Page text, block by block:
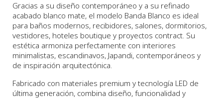
Gracias a su diseño contemporáneo y a su refinado
acabado blanco mate, el modelo Banda Blanco es ideal
para baños modernos, recibidores, salones, dormitorios,
vestidores, hoteles boutique y proyectos contract. Su
estética armoniza perfectamente con interiores
minimalistas, escandinavos, Japandi, contemporáneos y
de inspiración arquitectónica.
Fabricado con materiales premium y tecnología LED de
última generación, combina diseño, funcionalidad y